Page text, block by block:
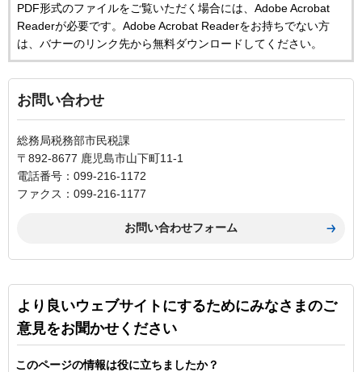
PDF形式のファイルをご覧いただく場合には、Adobe Acrobat
Readerが必要です。Adobe Acrobat Readerをお持ちでない方
は、バナーのリンク先から無料ダウンロードしてください。
お問い合わせ
総務局税務部市民税課
〒892-8677 鹿児島市山下町11-1
電話番号：099-216-1172
ファクス：099-216-1177
より良いウェブサイトにするためにみなさまのご
意見をお聞かせください
このページの情報は役に立ちましたか？